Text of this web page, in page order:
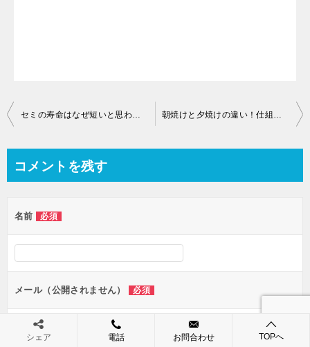
投
ビ
ー
シ
ン
セミの寿命はなぜ短いと思われてる？実は凄く長いのです！ 朝焼けと夕焼けの違い！仕組みと天気との関係を徹底解説！
コメントを残す
名前 必須
メール（公開されません） 必須
シェア 電話 お問合わせ TOPへ